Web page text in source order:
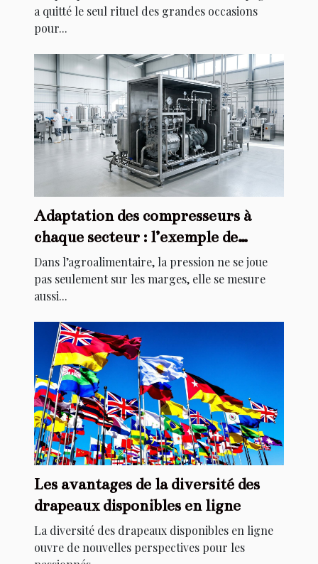
a quitté le seul rituel des grandes occasions
pour...
Adaptation des compresseurs à
chaque secteur : l’exemple de
l’agroalimentaire
Dans l’agroalimentaire, la pression ne se joue
pas seulement sur les marges, elle se mesure
aussi...
Les avantages de la diversité des
drapeaux disponibles en ligne
La diversité des drapeaux disponibles en ligne
ouvre de nouvelles perspectives pour les